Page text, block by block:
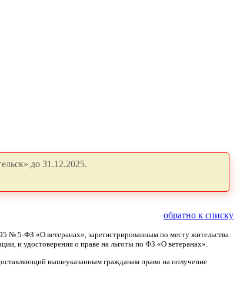
до 31.12.2025.
обратно к списку
№ 5-ФЗ «О ветеранах», зарегистрированным по месту жительства
и удостоверения о праве на льготы по ФЗ «О ветеранах».
вышеуказанным гражданам право на получение